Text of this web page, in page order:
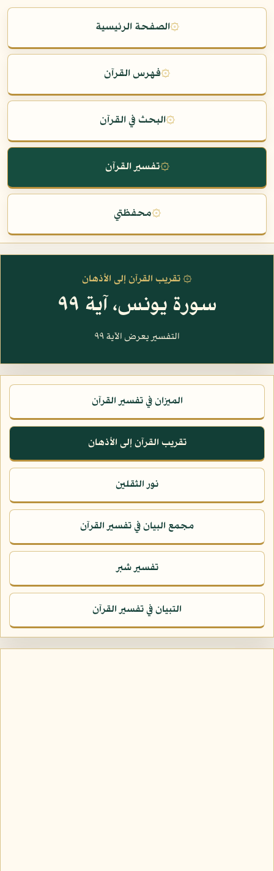
۞الصفحة الرئيسية
۞فهرس القرآن
۞البحث في القرآن
۞تفسير القرآن
۞محفظتي
۞ تقريب القرآن إلى الأذهان
سورة يونس، آية ٩٩
التفسير يعرض الآية ٩٩
الميزان في تفسير القرآن
تقريب القرآن إلى الأذهان
نور الثقلين
مجمع البيان في تفسير القرآن
تفسير شبر
التبيان في تفسير القرآن